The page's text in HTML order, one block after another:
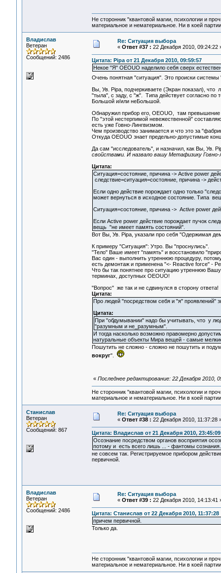
Не сторонник "квантовой магии, психологии и
материальное и нематериальное. Ни в коей
Владислав
Ветеран
Сообщений: 2486
Re: Ситуация выбора
« Ответ #37 : 22 Декабря 2010, 09:24:22
Цитата: Pipa от 21 Декабря 2010, 09:59:57
Некое "Я" OEOUO наделило себя сверх
Очень понятная "ситуация". Это происки
Вы, Ув. Pipa, подчеркиваете (Экран показал), что
"тыла", с заду, с "ж". Типа действует согласно
Большой и/или неБольшой.
Обнаружил прибор его, OEOUO, там
По "этой нестерпимой невежественной"
есть уже Говно-Лингвизмом.
Чем производство занимается и что это за
Откуда OEOUO знает предельно-допустимые
Да сам "исследователь", и назначил, как Вы, Ув.
свойствами. И назвало вашу Метафизику Говно-
Цитата:
Ситуация=состояние, причина -> Active power
следствие=ситуация=состояние, причина ->
Если одно действие порождает одно только
может вернуться в исходное состояние. Типа
Ситуация=состояние, причина -> Active power
Если Active power действие порождает пучок
вещь "не имеет память состояний".
Вот Вы, Ув. Pipa, указали про себя "Одержимая
К примеру "Ситуация": Утро. Вы "проснулись".
"Тело" Ваше имеет "память" и восстановило
Вас один - выполнить утреннюю процедуру,
есть демонтаж и применена "<- Reactive force" -
Что бы так понятнее про ситуацию утреннюю
терминах, доступных OEOUO!
"Вопрос" же так и не сдвинулся в сторону ответа!
Цитата:
Про людей "посредством себя и "я" проявлений"
Цитата:
При "обдумывании" надо бы учитывать, что у
"разумным и не_разумным".
И тогда насколько возможно правомерно
натуральные объекты Мира вещей - самые
Пошутить не сложно - сложно не пошутить и
вокруг".
« Последнее редактирование: 22 Декабря 2010,
Не сторонник "квантовой магии, психологии и
материальное и нематериальное. Ни в коей
Станислав
Ветеран
Сообщений: 867
Re: Ситуация выбора
« Ответ #38 : 22 Декабря 2010, 11:37:28
Цитата: Владислав от 21 Декабря 2010, 23:45:09
Осознание посредством органов восприятия
потому и есть всего лишь ... - фантомы сознания.
не совсем так. Регистрируемое прибором
первичной.
Владислав
Ветеран
Сообщений: 2486
Re: Ситуация выбора
« Ответ #39 : 22 Декабря 2010, 14:13:41
Цитата: Станислав от 22 Декабря 2010, 11:37:28
причем первичной.
Только да.
Не сторонник "квантовой магии, психологии и
материальное и нематериальное. Ни в коей